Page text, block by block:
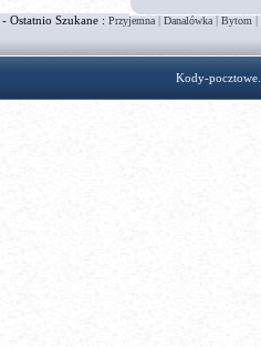
- Ostatnio Szukane : Przyjemna|Danalówka|Bytom|
Kody-